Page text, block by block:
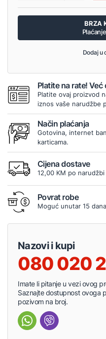
BRZA
Dodaj u
Platite na rate!
Platite ovaj proizvod
iznos vaše narudžbe
Način plaćanja
Gotovina, internet
karticama.
Cijena dostave
12,00 KM po narudžbi
Povrat robe
Moguć unutar 15 dana
Nazovi i kupi
080 020
Imate li pitanje u vezi ovog
Saznajte dostupnost ovoga
pozivom na broj.